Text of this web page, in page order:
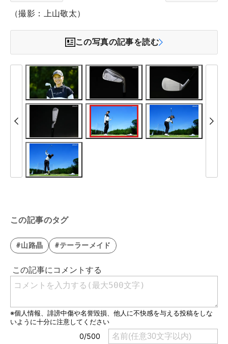
（撮影：上山敬太）
この写真の記事を読む
この記事のタグ
#山路晶 #テーラーメイド